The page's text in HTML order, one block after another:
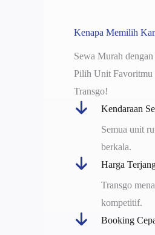
Kenapa Memilih
Sewa Murah
Pilih Unit Favoritmu
Transgo!
Kendaraan
Semua unit
berkala.
Harga
Transgo
kompetitif.
Booking